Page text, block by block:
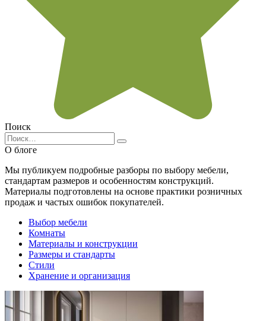
Поиск
Search
for:
О блоге
Мы публикуем подробные разборы по выбору мебели,
стандартам размеров и особенностям конструкций.
Материалы подготовлены на основе практики розничных
продаж и частых ошибок покупателей.
Выбор мебели
Комнаты
Материалы и конструкции
Размеры и стандарты
Стили
Хранение и организация